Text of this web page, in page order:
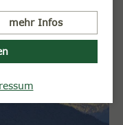
mehr Infos